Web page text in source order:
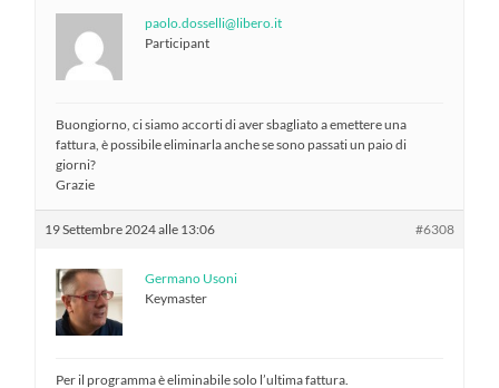
paolo.dosselli@libero.it
Participant
Buongiorno, ci siamo accorti di aver sbagliato a emettere una
fattura, è possibile eliminarla anche se sono passati un paio di
giorni?
Grazie
19 Settembre 2024 alle 13:06 #6308
Germano Usoni
Keymaster
Per il programma è eliminabile solo l’ultima fattura.